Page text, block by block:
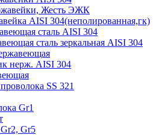
Жесть ЭЖК
АISI 304(неполированная,гк)
сталь AISI 304
сталь зеркальная AISI 304
нерж. AISI 304
SS 321
Gr1
Gr5